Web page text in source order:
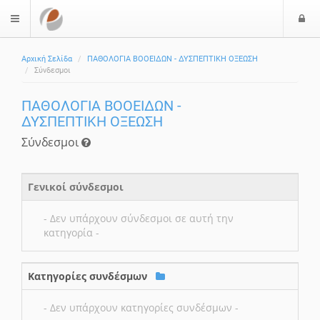
$langMenu
Αρχική Σελίδα
ΠΑΘΟΛΟΓΙΑ ΒΟΟΕΙΔΩΝ - ΔΥΣΠΕΠΤΙΚΗ ΟΞΕΩΣΗ
Σύνδεσμοι
ΠΑΘΟΛΟΓΙΑ ΒΟΟΕΙΔΩΝ -
ΔΥΣΠΕΠΤΙΚΗ ΟΞΕΩΣΗ
Σύνδεσμοι
Γενικοί σύνδεσμοι
- Δεν υπάρχουν σύνδεσμοι σε αυτή την
κατηγορία -
Κατηγορίες συνδέσμων
- Δεν υπάρχουν κατηγορίες συνδέσμων -